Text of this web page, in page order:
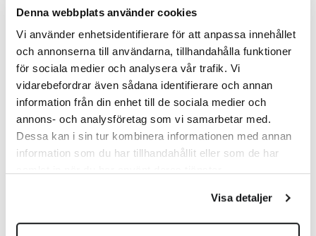
Denna webbplats använder cookies
Vi använder enhetsidentifierare för att anpassa innehållet
och annonserna till användarna, tillhandahålla funktioner
för sociala medier och analysera vår trafik. Vi
vidarebefordrar även sådana identifierare och annan
information från din enhet till de sociala medier och
annons- och analysföretag som vi samarbetar med.
Dessa kan i sin tur kombinera informationen med annan
information som du har tillhandahållit eller som de har
Visa detaljer
skruv/ramverks-klick).
Montera fast ramverkbiten.
Montera sidostycket i skruv listerna med
träskruv 4,0 x 35 (6 st).
Montera diskmaskinen i stommen enligt
diskmaskin leverantörens anvisningar.
Montera och limma dominokex i de
färdigfrästa hålen på de övre och nedre
horisontella ramverk bitarna (2 st/ramverk)
och montera ramverken på diskmaskin
fronten med en 2 mm glipa.
Montera diskmaskinfronten på diskmaskinen